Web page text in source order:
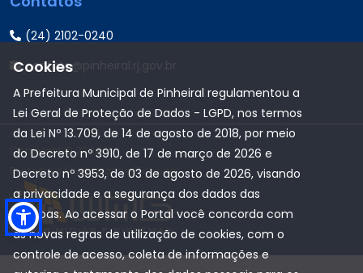
(24) 2102-0240
contato@pinheiral.rj.gov.br
Copyright © 2022
Prefeitura Municipal de Pinheiral
Cookies
A Prefeitura Municipal de Pinheiral regulamentou a
Lei Geral de Proteção de Dados - LGPD, nos termos
da Lei Nº 13.709, de 14 de agosto de 2018, por meio
do Decreto nº 3910, de 17 de março de 2026 e
Decreto nº 3953, de 03 de agosto de 2026, visando
a privacidade e a segurança dos dados das
pessoas. Ao acessar o Portal você concorda com
as novas regras de utilização de cookies, com o
controle de acesso, coleta de informações e